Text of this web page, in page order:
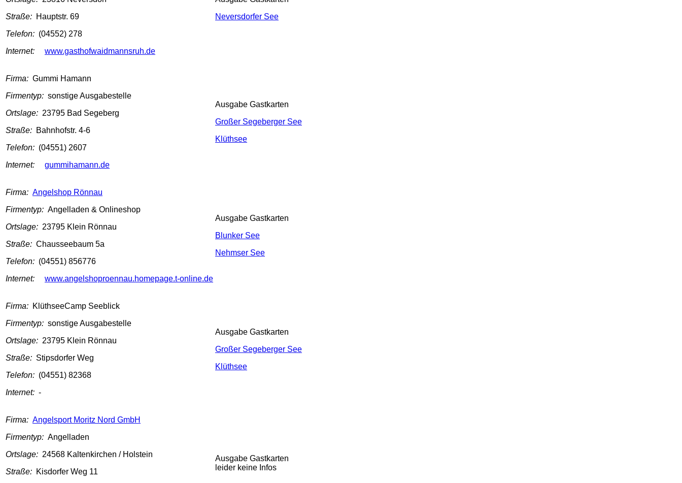
Straße: Hauptstr. 69
Telefon: (04552) 278
Internet:
www.gasthofwaidmannsruh.de
Neversdorfer See
Firma: Gummi Hamann
Firmentyp: sonstige Ausgabestelle
Ortslage: 23795 Bad Segeberg
Straße: Bahnhofstr. 4-6
Telefon: (04551) 2607
Internet:
gummihamann.de
Ausgabe Gastkarten
Großer Segeberger See
Klüthsee
Firma: Angelshop Rönnau
Firmentyp: Angelladen & Onlineshop
Ortslage: 23795 Klein Rönnau
Straße: Chausseebaum 5a
Telefon: (04551) 856776
Internet:
www.angelshoproennau.homepage.t-online.de
Ausgabe Gastkarten
Blunker See
Nehmser See
Firma: KlüthseeCamp Seeblick
Firmentyp: sonstige Ausgabestelle
Ortslage: 23795 Klein Rönnau
Straße: Stipsdorfer Weg
Telefon: (04551) 82368
Internet: -
Ausgabe Gastkarten
Großer Segeberger See
Klüthsee
Firma: Angelsport Moritz Nord GmbH
Firmentyp: Angelladen
Ortslage: 24568 Kaltenkirchen / Holstein
Straße: Kisdorfer Weg 11
Ausgabe Gastkarten
leider keine Infos